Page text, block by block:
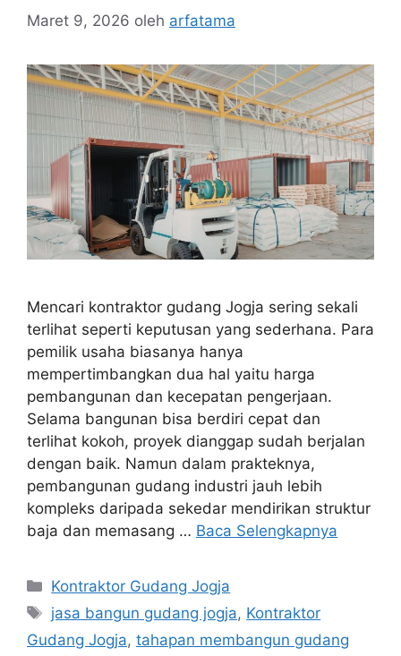
Maret 9, 2026 oleh arfatama
Mencari kontraktor gudang Jogja sering sekali
terlihat seperti keputusan yang sederhana. Para
pemilik usaha biasanya hanya
mempertimbangkan dua hal yaitu harga
pembangunan dan kecepatan pengerjaan.
Selama bangunan bisa berdiri cepat dan
terlihat kokoh, proyek dianggap sudah berjalan
dengan baik. Namun dalam prakteknya,
pembangunan gudang industri jauh lebih
kompleks daripada sekedar mendirikan struktur
baja dan memasang … Baca Selengkapnya
Kategori
Kontraktor Gudang Jogja
Tag
jasa bangun gudang jogja, Kontraktor
Gudang Jogja, tahapan membangun gudang